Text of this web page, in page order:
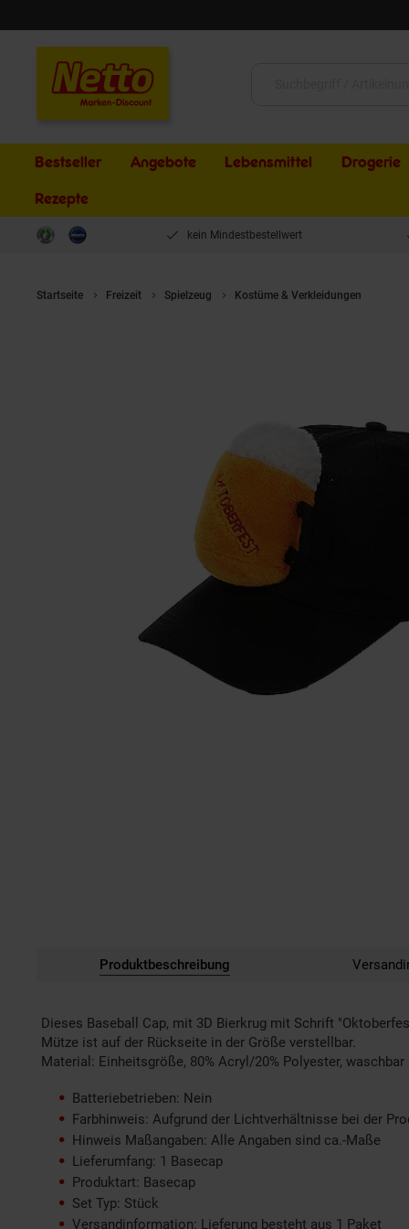
Bestseller Angebote Lebensmittel Drogerie
Rezepte
kein Mindestbestellwert
Startseite Freizeit Spielzeug Kostüme & Verkleidungen
Produktbeschreibung
Dieses Baseball Cap, mit 3D Bierkrug mit Schrift
Mütze ist auf der Rückseite in der Größe verstellbar.
Material: Einheitsgröße, 80% Acryl/20% Polyester, waschbar
Batteriebetrieben: Nein
Farbhinweis: Aufgrund der Lichtverhältnisse bei der
Hinweis Maßangaben: Alle Angaben sind ca.-Maße
Lieferumfang: 1 Basecap
Produktart: Basecap
Set Typ: Stück
Versandinformation: Lieferung besteht aus 1 Paket